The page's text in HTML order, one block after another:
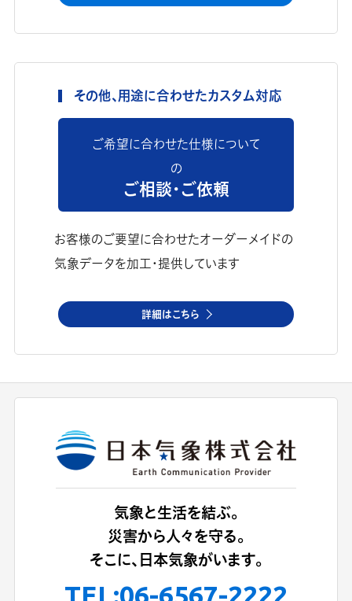
その他、用途に合わせたカスタム対応
ご希望に合わせた仕様について
の
ご相談・ご依頼
お客様のご要望に合わせたオーダーメイドの
気象データを加工・提供しています
詳細はこちら
気象と生活を結ぶ。
災害から人々を守る。
そこに、日本気象がいます。
TEL:06-6567-2222